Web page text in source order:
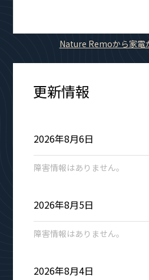
Nature Remoから家電
更新情報
2026年8月6日
障害情報はありません。
2026年8月5日
障害情報はありません。
2026年8月4日